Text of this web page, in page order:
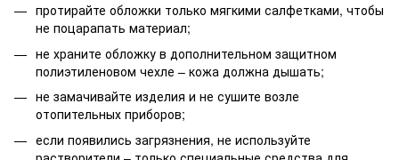
протирайте обложки только мягкими салфетками, чтобы
не поцарапать материал;
не храните обложку в дополнительном защитном
полиэтиленовом чехле – кожа должна дышать;
не замачивайте изделия и не сушите возле
отопительных приборов;
если появились загрязнения, не используйте